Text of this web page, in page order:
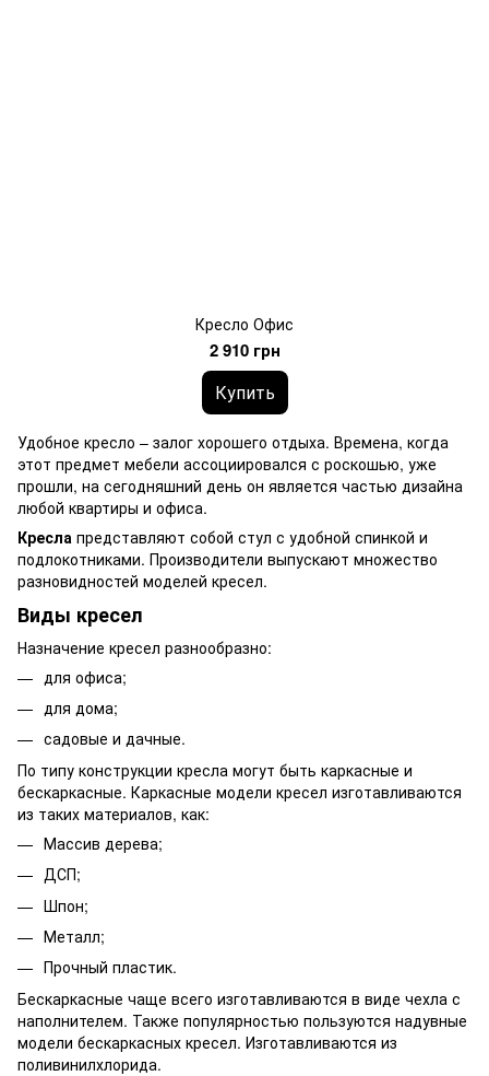
Кресло Офис
2 910 грн
Купить
Удобное кресло – залог хорошего отдыха. Времена, когда
этот предмет мебели ассоциировался с роскошью, уже
прошли, на сегодняшний день он является частью дизайна
любой квартиры и офиса.
Кресла представляют собой стул с удобной спинкой и
подлокотниками. Производители выпускают множество
разновидностей моделей кресел.
Виды кресел
Назначение кресел разнообразно:
для офиса;
для дома;
садовые и дачные.
По типу конструкции кресла могут быть каркасные и
бескаркасные. Каркасные модели кресел изготавливаются
из таких материалов, как:
Массив дерева;
ДСП;
Шпон;
Металл;
Прочный пластик.
Бескаркасные чаще всего изготавливаются в виде чехла с
наполнителем. Также популярностью пользуются надувные
модели бескаркасных кресел. Изготавливаются из
поливинилхлорида.